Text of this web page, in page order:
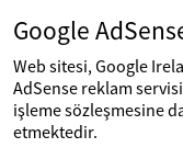
Google
Web sitesi, Google
AdSense reklam
işleme sözleşmesine
etmektedir.